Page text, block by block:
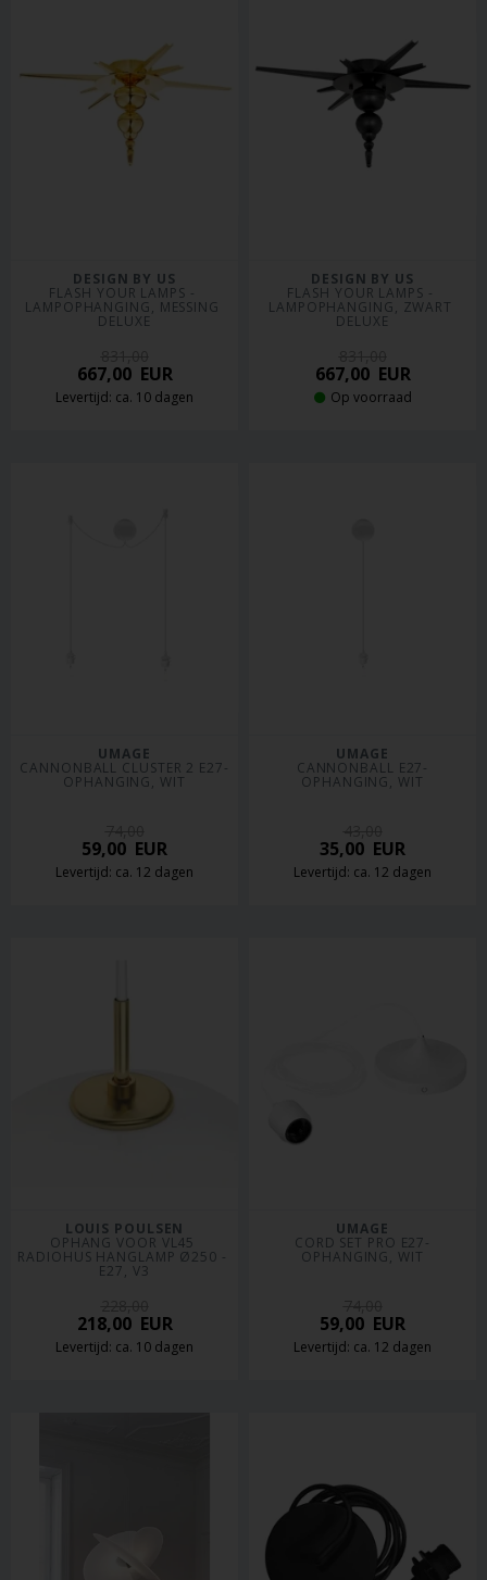
DESIGN BY US
FLASH YOUR LAMPS -
LAMPOPHANGING, MESSING
DELUXE
667,00EUR
Levertijd: ca. 10 dagen
DESIGN BY US
FLASH YOUR LAMPS -
LAMPOPHANGING, ZWART
DELUXE
667,00EUR
Op voorraad
UMAGE
CANNONBALL CLUSTER 2 E27-
OPHANGING, WIT
59,00 EUR
Levertijd: ca. 12 dagen
UMAGE
CANNONBALL E27-
OPHANGING, WIT
35,00 EUR
Levertijd: ca. 12 dagen
LOUIS POULSEN
OPHANG VOOR VL45
RADIOHUS HANGLAMP Ø250 -
E27, V3
218,00EUR
Levertijd: ca. 10 dagen
UMAGE
CORD SET PRO E27-
OPHANGING, WIT
59,00 EUR
Levertijd: ca. 12 dagen